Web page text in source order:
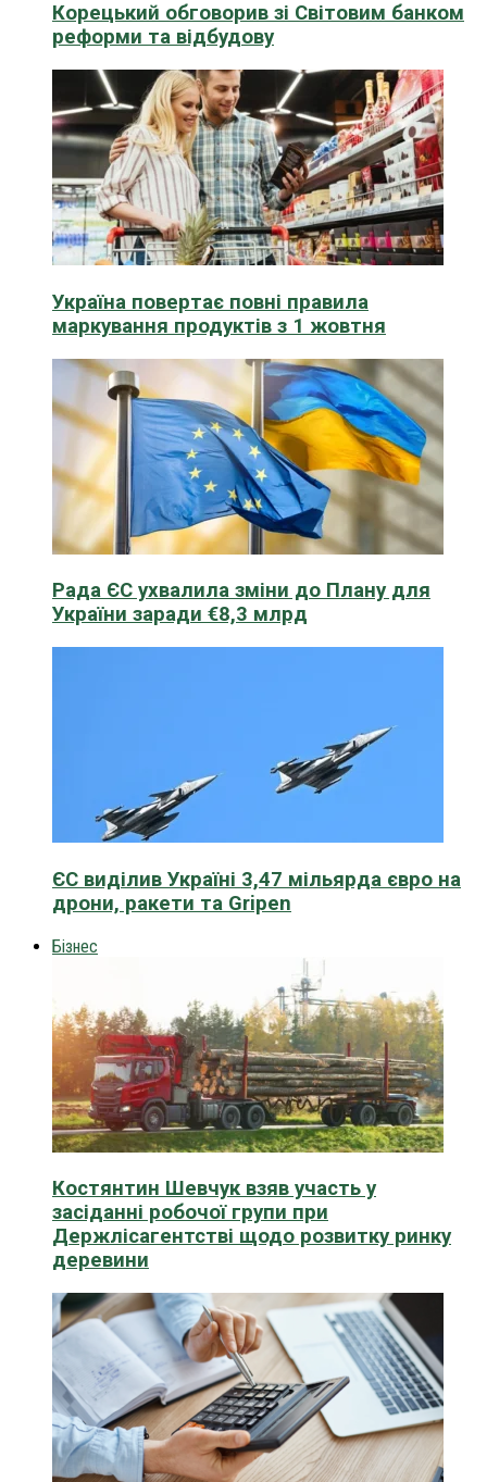
Корецький обговорив зі Світовим банком
реформи та відбудову
Україна повертає повні правила
маркування продуктів з 1 жовтня
Рада ЄС ухвалила зміни до Плану для
України заради €8,3 млрд
ЄС виділив Україні 3,47 мільярда євро на
дрони, ракети та Gripen
Бізнес
Костянтин Шевчук взяв участь у
засіданні робочої групи при
Держлісагентстві щодо розвитку ринку
деревини